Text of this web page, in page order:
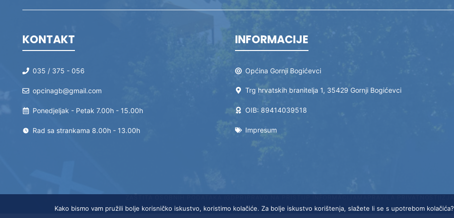
KONTAKT
035 / 375 - 056
opcinagb@gmail.com
Ponedjeljak - Petak 7.00h - 15.00h
Rad sa strankama 8.00h - 13.00h
INFORMACIJE
Općina Gornji Bogićevci
Trg hrvatskih branitelja 1, 35429 Gornji Bogićevci
OIB: 89414039518
Impresum
Kako bismo vam pružili bolje korisničko iskustvo, koristimo kolačiće. Za bolje iskustvo korištenja, slažete li se s upotrebom kolačića?